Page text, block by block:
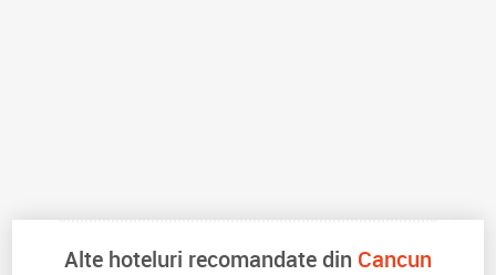
Alte hoteluri recomandate din Cancun